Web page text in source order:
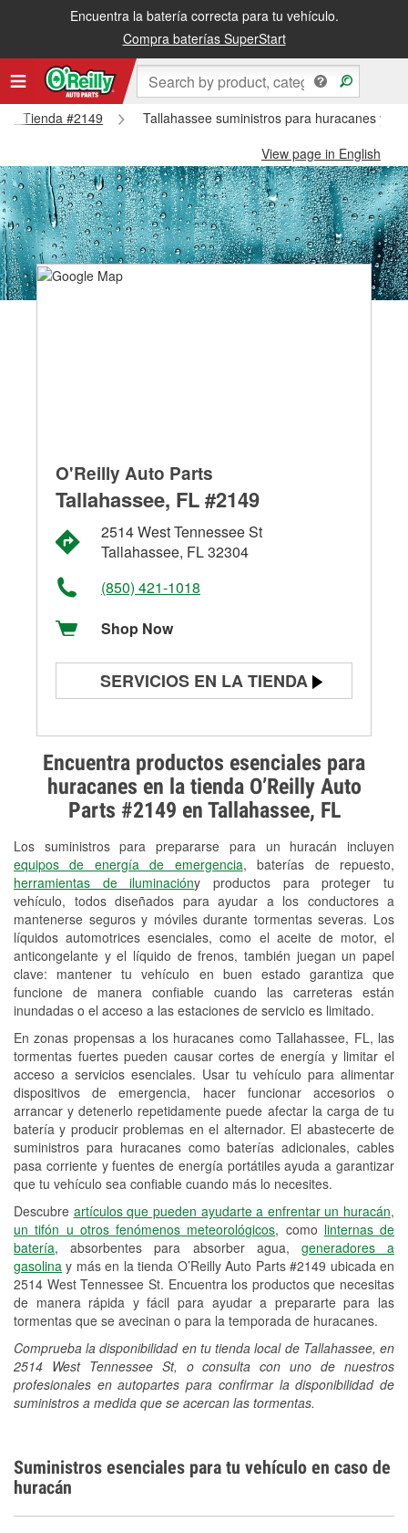
Encuentra la batería correcta para tu vehículo.
Compra baterías SuperStart
Tienda #2149
Tallahassee suministros para huracanes y
View page in English
Encuentra productos esenciales para
huracanes en la tienda O’Reilly Auto
Parts #2149 en Tallahassee, FL
Los suministros para prepararse para un huracán incluyen
equipos de energía de emergencia, baterías de repuesto,
herramientas de iluminacióny productos para proteger tu
vehículo, todos diseñados para ayudar a los conductores a
mantenerse seguros y móviles durante tormentas severas. Los
líquidos automotrices esenciales, como el aceite de motor, el
anticongelante y el líquido de frenos, también juegan un papel
clave: mantener tu vehículo en buen estado garantiza que
funcione de manera confiable cuando las carreteras están
inundadas o el acceso a las estaciones de servicio es limitado.
En zonas propensas a los huracanes como Tallahassee, FL, las
tormentas fuertes pueden causar cortes de energía y limitar el
acceso a servicios esenciales. Usar tu vehículo para alimentar
dispositivos de emergencia, hacer funcionar accesorios o
arrancar y detenerlo repetidamente puede afectar la carga de tu
batería y producir problemas en el alternador. El abastecerte de
suministros para huracanes como baterías adicionales, cables
pasa corriente y fuentes de energía portátiles ayuda a garantizar
que tu vehículo sea confiable cuando más lo necesites.
Descubre artículos que pueden ayudarte a enfrentar un huracán,
un tifón u otros fenómenos meteorológicos, como linternas de
batería, absorbentes para absorber agua, generadores a
gasolina y más en la tienda O’Reilly Auto Parts #2149 ubicada en
2514 West Tennessee St. Encuentra los productos que necesitas
de manera rápida y fácil para ayudar a prepararte para las
tormentas que se avecinan o para la temporada de huracanes.
Comprueba la disponibilidad en tu tienda local de Tallahassee, en
2514 West Tennessee St, o consulta con uno de nuestros
profesionales en autopartes para confirmar la disponibilidad de
suministros a medida que se acercan las tormentas.
O'Reilly Auto Parts
Tallahassee, FL #2149
2514 West Tennessee St
Tallahassee, FL 32304
(850) 421-1018
Shop Now
SERVICIOS EN LA TIENDA
Prueba de alternadores y
arrancadores
Revisión de la luz "Check Engine"
Reciclaje de baterías y aceite
Instalación de bombillas de faros
Instalación de limpiaparabrisas
Programa de Préstamo de
Herramientas
Rectificación de tambores y discos de
freno
Hurricane Supplies
Conoce más
Suministros esenciales para tu vehículo en caso de
huracán